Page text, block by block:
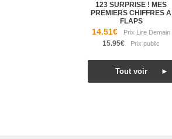
123 SURPRISE ! MES
PREMIERS CHIFFRES A
FLAPS
14.51€
15.95€